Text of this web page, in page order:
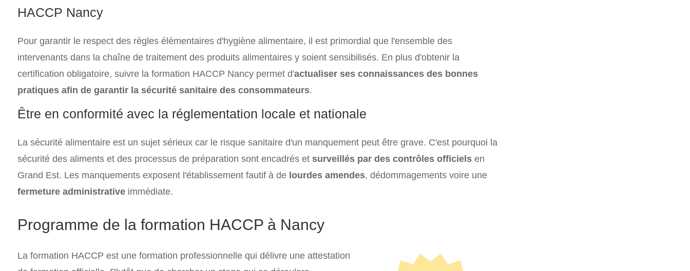
HACCP Nancy
Pour garantir le respect des règles élémentaires d'hygiène alimentaire, il est primordial que l'ensemble des
intervenants dans la chaîne de traitement des produits alimentaires y soient sensibilisés. En plus d'obtenir la
certification obligatoire, suivre la formation HACCP Nancy permet d'actualiser ses connaissances des bonnes
pratiques afin de garantir la sécurité sanitaire des consommateurs.
Être en conformité avec la réglementation locale et nationale
La sécurité alimentaire est un sujet sérieux car le risque sanitaire d'un manquement peut être grave. C'est pourquoi la
sécurité des aliments et des processus de préparation sont encadrés et surveillés par des contrôles officielsen
Grand Est. Les manquements exposent l'établissement fautif à de lourdes amendes, dédommagements voire une
fermeture administrativeimmédiate.
Programme de la formation HACCP à Nancy
La formation HACCP est une formation professionnelle qui délivre une attestation